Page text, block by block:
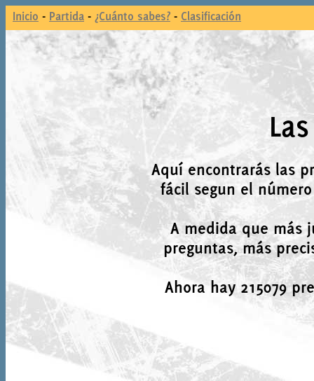
Inicio - Partida - ¿Cuánto sabes? - Clasificación
Aquí encontrarás las
fácil segun el
A medida que más
preguntas, más
Ahora hay 215079